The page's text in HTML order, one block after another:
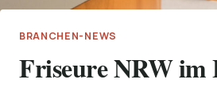
BRANCHEN-NEWS
Friseure NRW im